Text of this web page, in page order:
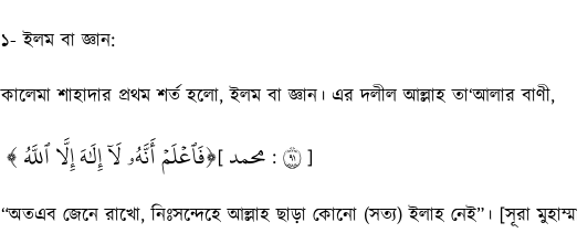
১- ইলম বা জ্ঞান:
কালেমা শাহাদার প্রথম শর্ত হলো, ইলম বা জ্ঞান। এর দলীল আল্লাহ তা‘আলার বাণী,
﴿فَٱعۡلَمۡ أَنَّهُۥ لَآ إِلَٰهَ إِلَّا ٱللَّهُ ﴾[ محمد : ١٩]
“অতএব জেনে রাখো, নিঃসন্দেহে আল্লাহ ছাড়া কোনো (সত্য) ইলাহ নেই”। [সূরা